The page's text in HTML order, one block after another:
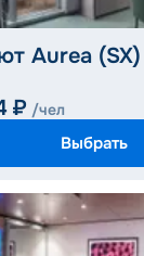
Aurea (SX)
₽ /чел
Выбрать